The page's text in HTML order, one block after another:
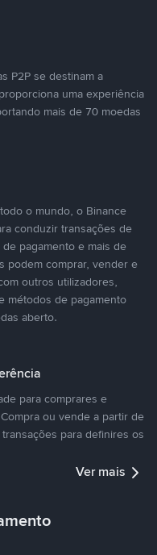
P2P se destinam a
uma experiência
mais de 70 moedas
o mundo, o Binance
conduzir transações de
pagamento e mais de
podem comprar, vender e
outros utilizadores,
métodos de pagamento
aberto.
para comprares e
ou vende a partir de
para definires os
Ver mais